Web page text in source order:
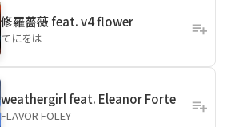
修羅薔薇 feat. v4 flower
てにをは
weathergirl feat. Eleanor Forte
FLAVOR FOLEY